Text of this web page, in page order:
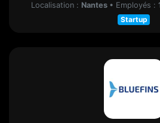
Localisation : Nantes • Employés :
Startup